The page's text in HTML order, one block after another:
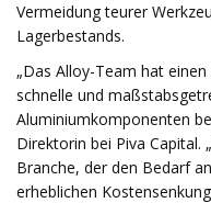
Vermeidung teurer
Lagerbestands.
„Das Alloy-Team hat
schnelle und
Aluminiumkomponenten
Direktorin bei Piva Capital.
Branche, der den Bedarf
erheblichen